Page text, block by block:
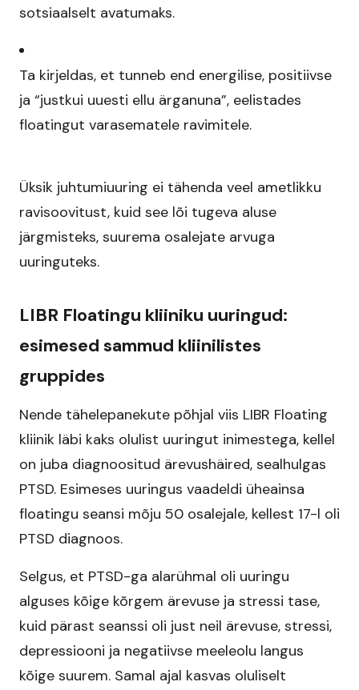
sotsiaalselt avatumaks.​
Ta kirjeldas, et tunneb end energilise, positiivse
ja “justkui uuesti ellu ärganuna”, eelistades
floatingut varasematele ravimitele.​
Üksik juhtumiuuring ei tähenda veel ametlikku
ravisoovitust, kuid see lõi tugeva aluse
järgmisteks, suurema osalejate arvuga
uuringuteks.​
LIBR Floatingu kliiniku uuringud:
esimesed sammud kliinilistes
gruppides
Nende tähelepanekute põhjal viis LIBR Floating
kliinik läbi kaks olulist uuringut inimestega, kellel
on juba diagnoositud ärevushäired, sealhulgas
PTSD. Esimeses uuringus vaadeldi üheainsa
floatingu seansi mõju 50 osalejale, kellest 17-l oli
PTSD diagnoos.​
Selgus, et PTSD-ga alarühmal oli uuringu
alguses kõige kõrgem ärevuse ja stressi tase,
kuid pärast seanssi oli just neil ärevuse, stressi,
depressiooni ja negatiivse meeleolu langus
kõige suurem. Samal ajal kasvas oluliselt